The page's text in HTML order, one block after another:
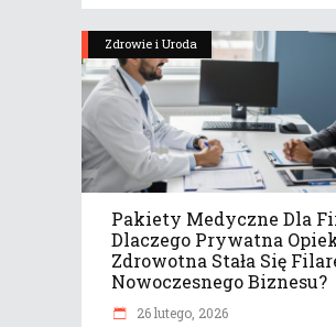
Zdrowie i Uroda
Pakiety Medyczne Dla
Dlaczego Prywatna
Zdrowotna Stała Się
Nowoczesnego Biznesu?
26 lutego, 2026